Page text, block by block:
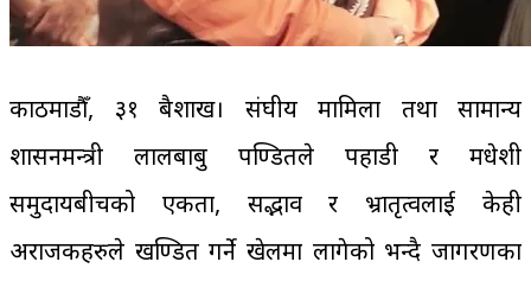
काठमाडौँ, ३१ बैशाख। संघीय मामिला तथा सामान्य
प्रशासनमन्त्री लालबाबु पण्डितले पहाडी र मधेशी
समुदायबीचको एकता, सद्भाव र भ्रातृत्वलाई केही
अराजकहरुले खण्डित गर्ने खेलमा लागेको भन्दै जागरणका